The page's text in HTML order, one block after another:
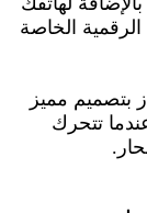
الخاصة
بتصميم مميز
تتحرك